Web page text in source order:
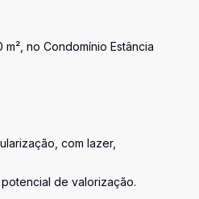
no Condomínio Estância
com lazer,
de valorização.